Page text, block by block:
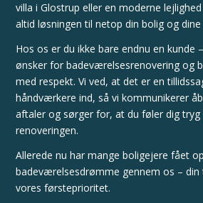
villa i Glostrup eller en moderne
altid løsningen til netop din bolig og dine
Hos os er du ikke bare endnu en kunde
ønsker for badeværelsesrenovering og
med respekt. Vi ved, at det er en
håndværkere ind, så vi kommunikerer
aftaler og sørger for, at du føler dig tryg
renoveringen.
Allerede nu har mange boligejere fået
badeværelsesdrømme gennem os – din
vores førsteprioritet.